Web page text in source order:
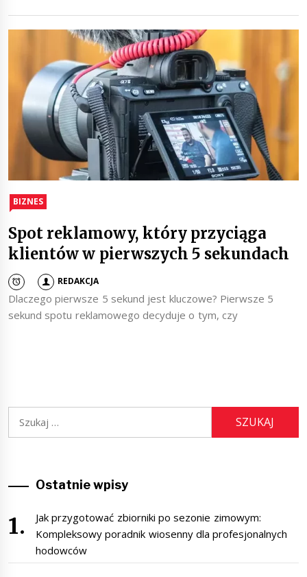
BIZNES
Spot reklamowy, który przyciąga
klientów w pierwszych 5 sekundach
REDAKCJA
Dlaczego pierwsze 5 sekund jest kluczowe? Pierwsze 5
sekund spotu reklamowego decyduje o tym, czy
Szukaj:
Ostatnie wpisy
Jak przygotować zbiorniki po sezonie zimowym:
Kompleksowy poradnik wiosenny dla profesjonalnych
hodowców